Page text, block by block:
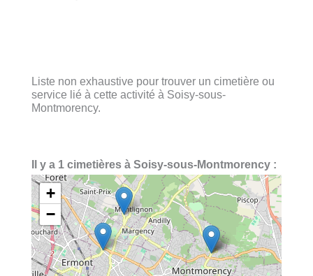
Liste non exhaustive pour trouver un cimetière ou
service lié à cette activité à Soisy-sous-
Montmorency.
Il y a 1 cimetières à Soisy-sous-Montmorency :
+
−